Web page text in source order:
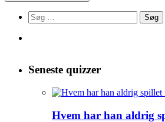
Søg
efter:
Seneste quizzer
Hvem har han aldrig